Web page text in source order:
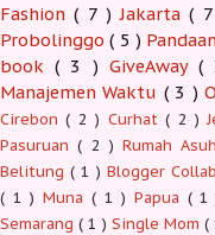
Fashion( 7 ) Jakarta(
Probolinggo( 5 )
book( 3 ) GiveAway (
Manajemen Waktu ( 3 )
Cirebon( 2 ) Curhat( 2 )
Pasuruan( 2 ) Rumah
Belitung ( 1 ) Blogger Collab
( 1 ) Muna ( 1 ) Papua ( 1
Semarang ( 1 ) Single Mom (